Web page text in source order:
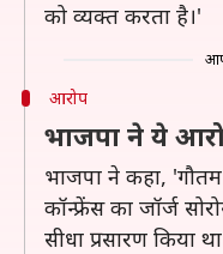
को व्यक्त करता है।'
आरोप
भाजपा ने ये
भाजपा ने कहा,
कॉन्फ्रेंस का जॉर्ज
सीधा प्रसारण